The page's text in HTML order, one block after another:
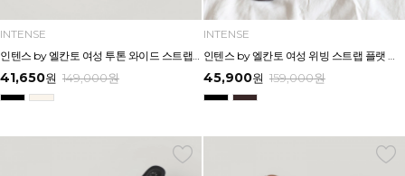
INTENSE
인텐스 by 엘칸토 여성 투톤 와이드 스트랩 미드힐 샌들 5cm LCWW00I626
41,650원 149,000원
INTENSE
인텐스 by 엘칸토 여성 위빙 스트랩 플랫 샌들 2.5cm LCWW05I626
45,900원 159,000원